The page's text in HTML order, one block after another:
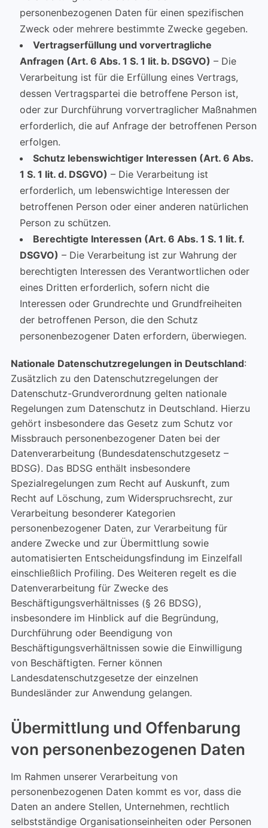
personenbezogenen Daten für einen spezifischen
Zweck oder mehrere bestimmte Zwecke gegeben.
Vertragserfüllung und vorvertragliche
Anfragen (Art. 6 Abs. 1 S. 1 lit. b. DSGVO) – Die
Verarbeitung ist für die Erfüllung eines Vertrags,
dessen Vertragspartei die betroffene Person ist,
oder zur Durchführung vorvertraglicher Maßnahmen
erforderlich, die auf Anfrage der betroffenen Person
erfolgen.
Schutz lebenswichtiger Interessen (Art. 6 Abs.
1 S. 1 lit. d. DSGVO) – Die Verarbeitung ist
erforderlich, um lebenswichtige Interessen der
betroffenen Person oder einer anderen natürlichen
Person zu schützen.
Berechtigte Interessen (Art. 6 Abs. 1 S. 1 lit. f.
DSGVO) – Die Verarbeitung ist zur Wahrung der
berechtigten Interessen des Verantwortlichen oder
eines Dritten erforderlich, sofern nicht die
Interessen oder Grundrechte und Grundfreiheiten
der betroffenen Person, die den Schutz
personenbezogener Daten erfordern, überwiegen.
Nationale Datenschutzregelungen in Deutschland:
Zusätzlich zu den Datenschutzregelungen der
Datenschutz-Grundverordnung gelten nationale
Regelungen zum Datenschutz in Deutschland. Hierzu
gehört insbesondere das Gesetz zum Schutz vor
Missbrauch personenbezogener Daten bei der
Datenverarbeitung (Bundesdatenschutzgesetz –
BDSG). Das BDSG enthält insbesondere
Spezialregelungen zum Recht auf Auskunft, zum
Recht auf Löschung, zum Widerspruchsrecht, zur
Verarbeitung besonderer Kategorien
personenbezogener Daten, zur Verarbeitung für
andere Zwecke und zur Übermittlung sowie
automatisierten Entscheidungsfindung im Einzelfall
einschließlich Profiling. Des Weiteren regelt es die
Datenverarbeitung für Zwecke des
Beschäftigungsverhältnisses (§ 26 BDSG),
insbesondere im Hinblick auf die Begründung,
Durchführung oder Beendigung von
Beschäftigungsverhältnissen sowie die Einwilligung
von Beschäftigten. Ferner können
Landesdatenschutzgesetze der einzelnen
Bundesländer zur Anwendung gelangen.
Übermittlung und Offenbarung
von personenbezogenen Daten
Im Rahmen unserer Verarbeitung von
personenbezogenen Daten kommt es vor, dass die
Daten an andere Stellen, Unternehmen, rechtlich
selbstständige Organisationseinheiten oder Personen